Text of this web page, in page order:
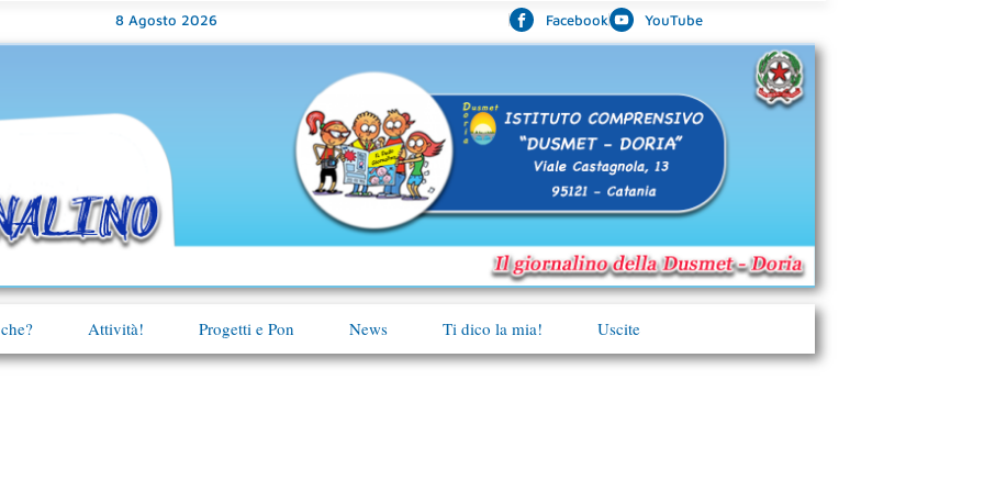
8 Agosto 2026 Facebook YouTube
Attività! Progetti e Pon News Ti dico la mia! Uscite